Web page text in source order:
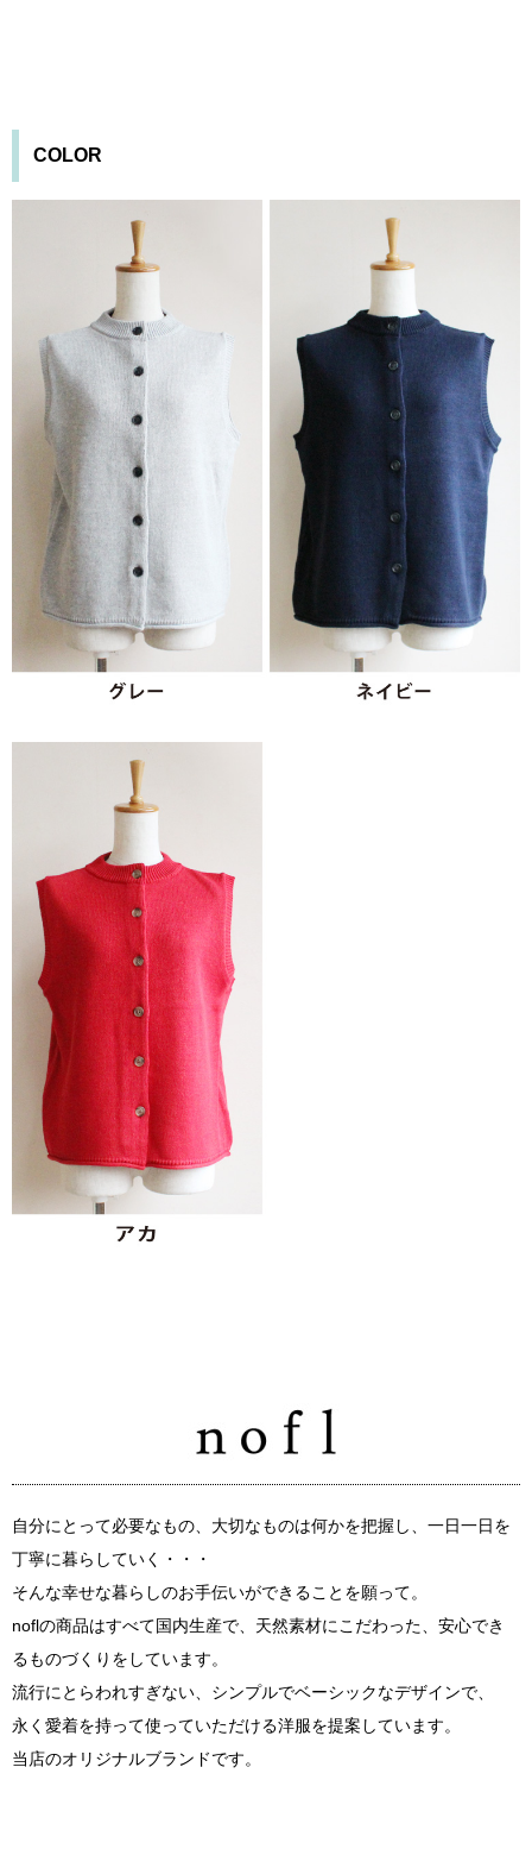
COLOR
自分にとって必要なもの、大切なものは何かを把握し、一日一日を
丁寧に暮らしていく・・・
そんな幸せな暮らしのお手伝いができることを願って。
noflの商品はすべて国内生産で、天然素材にこだわった、安心でき
るものづくりをしています。
流行にとらわれすぎない、シンプルでベーシックなデザインで、
永く愛着を持って使っていただける洋服を提案しています。
当店のオリジナルブランドです。